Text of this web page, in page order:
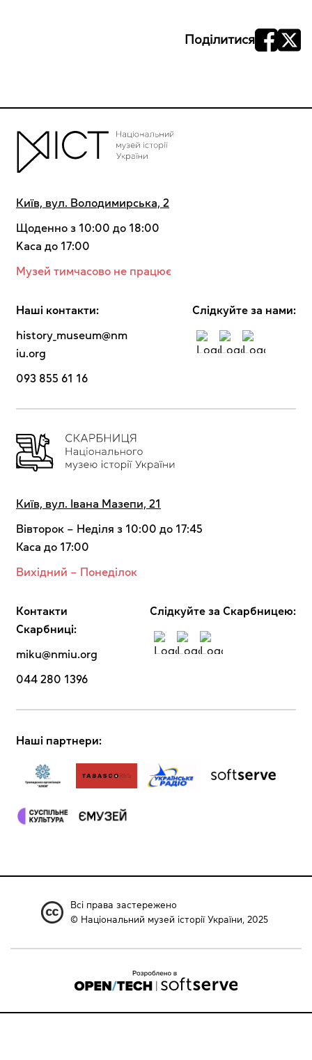
Поділитися
Київ, вул. Володимирська, 2
Щоденно з 10:00 до 18:00
Kaca до 17:00
Музей тимчасово не працює
Наші контакти:
history_museum@nm
iu.org
093 855 61 16
Cлідкуйте за нами:
Київ, вул. Івана Мазепи, 21
Вівторок – Неділя з 10:00 до 17:45
Каса до 17:00
Вихідний – Понеділок
Контакти
Скарбниці:
miku@nmiu.org
044 280 1396
Cлідкуйте за Скарбницею:
Наші партнери:
Всі права застережено
© Національний музей історії України, 2025